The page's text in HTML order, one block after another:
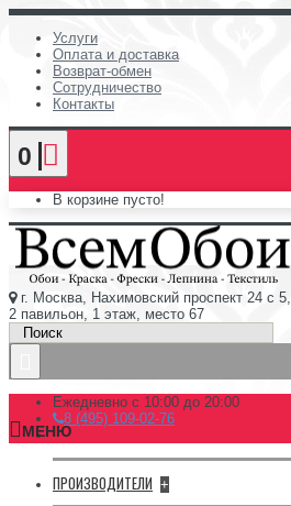
Услуги
Оплата и доставка
Возврат-обмен
Сотрудничество
Контакты
0
В корзине пусто!
г. Москва, Нахимовский проспект 24 с 5,
2 павильон, 1 этаж, место 67
Ежедневно с 10:00 до 20:00
8 (495) 109-02-76
МЕНЮ
ПРОИЗВОДИТЕЛИ +